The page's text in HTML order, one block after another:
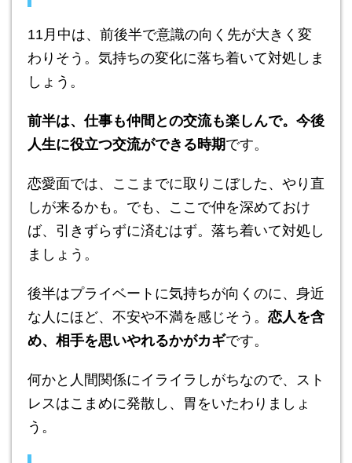
11月中は、前後半で意識の向く先が大きく変
わりそう。気持ちの変化に落ち着いて対処しま
しょう。
前半は、仕事も仲間との交流も楽しんで。今後
人生に役立つ交流ができる時期です。
恋愛面では、ここまでに取りこぼした、やり直
しが来るかも。でも、ここで仲を深めておけ
ば、引きずらずに済むはず。落ち着いて対処し
ましょう。
後半はプライベートに気持ちが向くのに、身近
な人にほど、不安や不満を感じそう。 恋人を含
め、相手を思いやれるかがカギです。
何かと人間関係にイライラしがちなので、スト
レスはこまめに発散し、胃をいたわりましょ
う。